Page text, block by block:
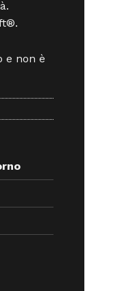
e non è